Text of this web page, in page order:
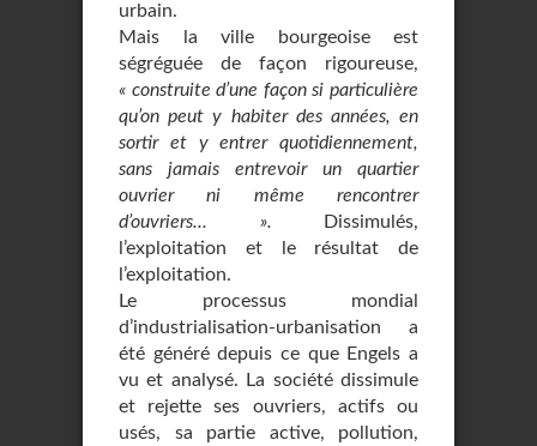
urbain.
Mais la ville bourgeoise est
ségréguée de façon rigoureuse,
« construite d’une façon si particulière
qu’on peut y habiter des années, en
sortir et y entrer quotidiennement,
sans jamais entrevoir un quartier
ouvrier ni même rencontrer
d’ouvriers... ». Dissimulés,
l’exploitation et le résultat de
l’exploitation.
Le processus mondial
d’industrialisation-urbanisation a
été généré depuis ce que Engels a
vu et analysé. La société dissimule
et rejette ses ouvriers, actifs ou
usés, sa partie active, pollution,